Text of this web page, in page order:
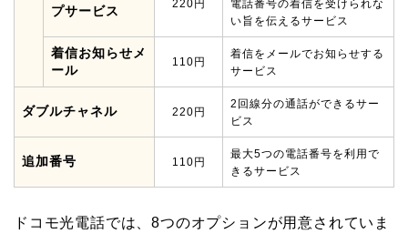
プサービス
220円
電話番号の着信を受けられな
い旨を伝えるサービス
着信お知らせメ
ール
110円
着信をメールでお知らせする
サービス
ダブルチャネル 220円
2回線分の通話ができるサー
ビス
追加番号 110円
最大5つの電話番号を利用で
きるサービス
ドコモ光電話では、8つのオプションが用意されていま